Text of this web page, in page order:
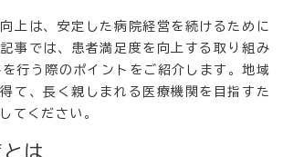
向上は、安定した病院経営を続けるために
事では、患者満足度を向上する取り組み
行う際のポイントをご紹介します。地域
て、長く親しまれる医療機関を目指すた
てください。
は